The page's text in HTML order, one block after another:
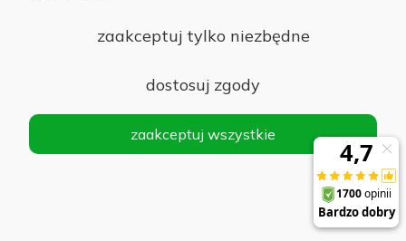
39,00 zł
Ładowarka sieciowa Samsung 25W EP-TA800
zaakceptuj tylko niezbędne
dostosuj zgody
zaakceptuj wszystkie